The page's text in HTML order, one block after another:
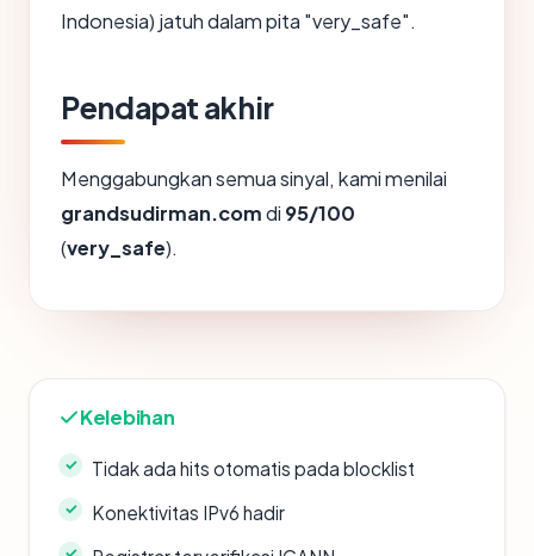
Indonesia) jatuh dalam pita "very_safe".
Pendapat akhir
Menggabungkan semua sinyal, kami menilai
grandsudirman.comdi 95/100
(very_safe).
Kelebihan
Tidak ada hits otomatis pada blocklist
Konektivitas IPv6 hadir